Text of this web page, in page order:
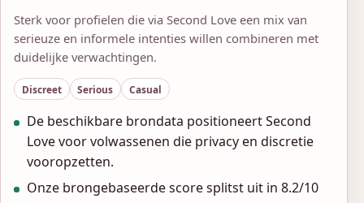
Sterk voor profielen die via Second Love een mix van
serieuze en informele intenties willen combineren met
duidelijke verwachtingen.
Discreet Serious Casual
De beschikbare brondata positioneert Second
Love voor volwassenen die privacy en discretie
vooropzetten.
Onze brongebaseerde score splitst uit in 8.2/10